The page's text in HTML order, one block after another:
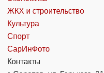
ЖКХ и строительство
Культура
Спорт
СарИнФото
Контакты